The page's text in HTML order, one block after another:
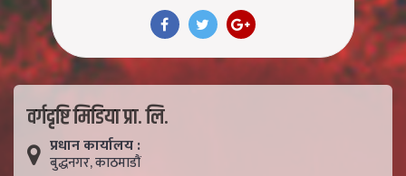
वर्गदृष्टि मिडिया प्रा. लि.
प्रधान कार्यालय :
बुद्धनगर, काठमाडाैं